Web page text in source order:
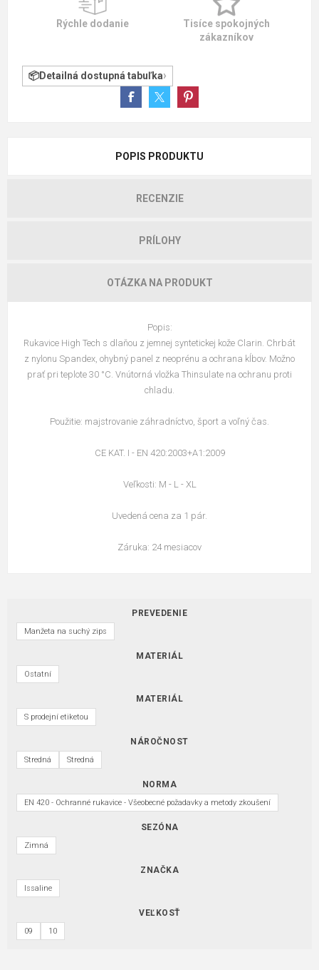
Rýchle dodanie
Tisíce spokojných
zákazníkov
Detailná dostupná tabuľka
POPIS PRODUKTU
RECENZIE
PRÍLOHY
OTÁZKA NA PRODUKT
Popis:
Rukavice High Tech s dlaňou z jemnej syntetickej kože Clarin. Chrbát
z nylonu Spandex, ohybný panel z neoprénu a ochrana kĺbov. Možno
prať pri teplote 30 °C. Vnútorná vložka Thinsulate na ochranu proti
chladu.
Použitie: majstrovanie záhradníctvo, šport a voľný čas.
CE KAT. I - EN 420:2003+A1:2009
Veľkosti: M - L - XL
Uvedená cena za 1 pár.
Záruka: 24 mesiacov
PREVEDENIE
Manžeta na suchý zips
MATERIÁL
Ostatní
MATERIÁL
S prodejní etiketou
NÁROČNOST
Stredná Stredná
NORMA
EN 420 - Ochranné rukavice - Všeobecné požadavky a metody zkoušení
SEZÓNA
Zimná
ZNAČKA
Issaline
VEĽKOSŤ
09 10